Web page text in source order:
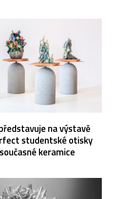
na výstavě
studentské otisky
keramice